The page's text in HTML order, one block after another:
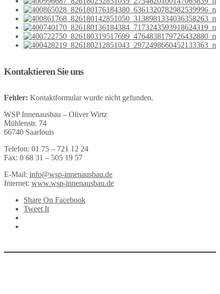
Kontaktieren Sie uns
Fehler: Kontaktformular wurde nicht gefunden.
WSP Innenausbau – Oliver Wirtz
Mühlenstr. 74
66740 Saarlouis
Telefon: 01 75 – 721 12 24
Fax: 0 68 31 – 505 19 57
E-Mail: info@wsp-innenausbau.de
Internet: www.wsp-innenausbau.de
Share On Facebook
Tweet It